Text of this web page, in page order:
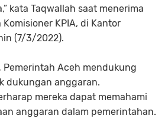
kata Taqwallah saat menerima
KPIA, di Kantor
(7/3/2022).
Pemerintah Aceh mendukung
dukungan anggaran.
mereka dapat memahami
anggaran dalam pemerintahan.